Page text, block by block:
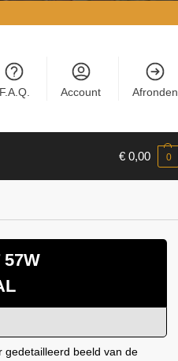
F.A.Q. Account Afronden
€ 0,00 0
57W
gedetailleerd beeld van de